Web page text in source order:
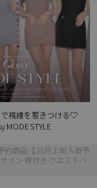
で視線を惹きつける♡
MODE STYLE
約商品【10月上旬入荷予
イン 襟付き ウエストベ